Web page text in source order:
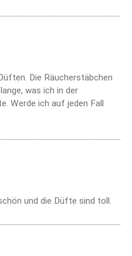
Die Räucherstäbchen
was ich in der
Werde ich auf jeden Fall
und die Düfte sind toll.